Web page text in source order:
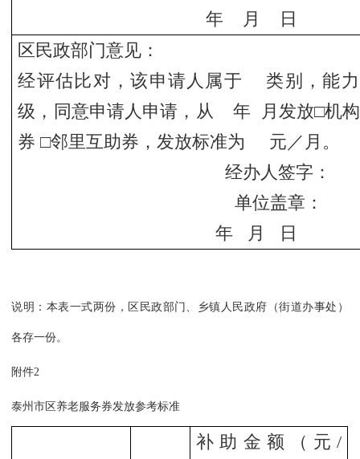
年 月 日
区民政部门意见：
经评估比对，该申请人属于 类别，能
级，同意申请人申请，从 年 月发放□机
券 □邻里互助券，发放标准为 元／月。
经办人签字：
单位盖章：
年 月 日
说明：本表一式两份，区民政部门、乡镇人民政府（街道办事处）
各存一份。
附件2
泰州市区养老服务券发放参考标准
补助金额（元/